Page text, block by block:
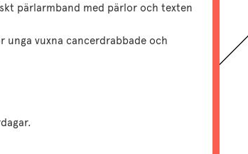
pärlarmband med pärlor och texten
unga vuxna cancerdrabbade och